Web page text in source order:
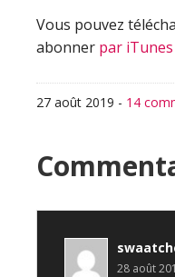
Vous pouvez
abonner par iTunes
27 août 2019 - 14
du
lecteur
28 août